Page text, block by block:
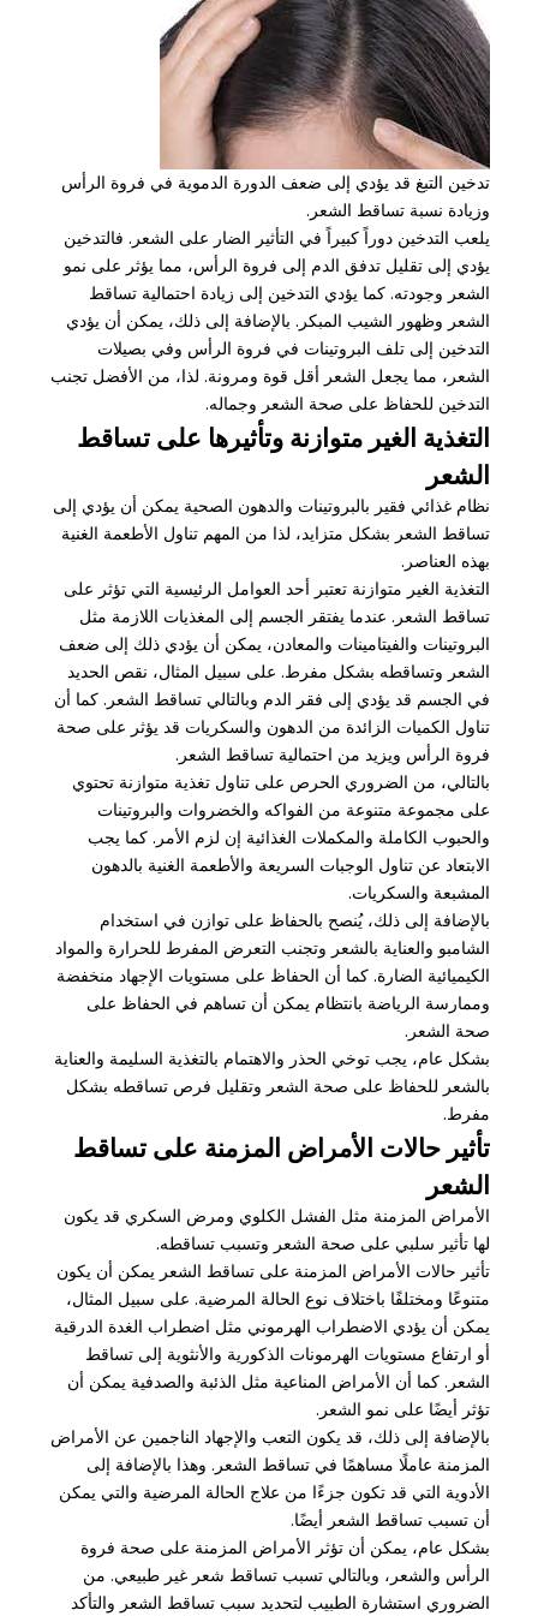
تدخين التبغ قد يؤدي إلى ضعف الدورة الدموية في فروة الرأس
وزيادة نسبة تساقط الشعر.
يلعب التدخين دوراً كبيراً في التأثير الضار على الشعر. فالتدخين
يؤدي إلى تقليل تدفق الدم إلى فروة الرأس، مما يؤثر على نمو
الشعر وجودته. كما يؤدي التدخين إلى زيادة احتمالية تساقط
الشعر وظهور الشيب المبكر. بالإضافة إلى ذلك، يمكن أن يؤدي
التدخين إلى تلف البروتينات في فروة الرأس وفي بصيلات
الشعر، مما يجعل الشعر أقل قوة ومرونة. لذا، من الأفضل تجنب
التدخين للحفاظ على صحة الشعر وجماله.
التغذية الغير متوازنة وتأثيرها على تساقط
الشعر
نظام غذائي فقير بالبروتينات والدهون الصحية يمكن أن يؤدي إلى
تساقط الشعر بشكل متزايد، لذا من المهم تناول الأطعمة الغنية
بهذه العناصر.
التغذية الغير متوازنة تعتبر أحد العوامل الرئيسية التي تؤثر على
تساقط الشعر. عندما يفتقر الجسم إلى المغذيات اللازمة مثل
البروتينات والفيتامينات والمعادن، يمكن أن يؤدي ذلك إلى ضعف
الشعر وتساقطه بشكل مفرط. على سبيل المثال، نقص الحديد
في الجسم قد يؤدي إلى فقر الدم وبالتالي تساقط الشعر. كما أن
تناول الكميات الزائدة من الدهون والسكريات قد يؤثر على صحة
فروة الرأس ويزيد من احتمالية تساقط الشعر.
بالتالي، من الضروري الحرص على تناول تغذية متوازنة تحتوي
على مجموعة متنوعة من الفواكه والخضروات والبروتينات
والحبوب الكاملة والمكملات الغذائية إن لزم الأمر. كما يجب
الابتعاد عن تناول الوجبات السريعة والأطعمة الغنية بالدهون
المشبعة والسكريات.
بالإضافة إلى ذلك، يُنصح بالحفاظ على توازن في استخدام
الشامبو والعناية بالشعر وتجنب التعرض المفرط للحرارة والمواد
الكيميائية الضارة. كما أن الحفاظ على مستويات الإجهاد منخفضة
وممارسة الرياضة بانتظام يمكن أن تساهم في الحفاظ على
صحة الشعر.
بشكل عام، يجب توخي الحذر والاهتمام بالتغذية السليمة والعناية
بالشعر للحفاظ على صحة الشعر وتقليل فرص تساقطه بشكل
مفرط.
تأثير حالات الأمراض المزمنة على تساقط
الشعر
الأمراض المزمنة مثل الفشل الكلوي ومرض السكري قد يكون
لها تأثير سلبي على صحة الشعر وتسبب تساقطه.
تأثير حالات الأمراض المزمنة على تساقط الشعر يمكن أن يكون
متنوعًا ومختلفًا باختلاف نوع الحالة المرضية. على سبيل المثال،
يمكن أن يؤدي الاضطراب الهرموني مثل اضطراب الغدة الدرقية
أو ارتفاع مستويات الهرمونات الذكورية والأنثوية إلى تساقط
الشعر. كما أن الأمراض المناعية مثل الذئبة والصدفية يمكن أن
تؤثر أيضًا على نمو الشعر.
بالإضافة إلى ذلك، قد يكون التعب والإجهاد الناجمين عن الأمراض
المزمنة عاملًا مساهمًا في تساقط الشعر. وهذا بالإضافة إلى
الأدوية التي قد تكون جزءًا من علاج الحالة المرضية والتي يمكن
أن تسبب تساقط الشعر أيضًا.
بشكل عام، يمكن أن تؤثر الأمراض المزمنة على صحة فروة
الرأس والشعر، وبالتالي تسبب تساقط شعر غير طبيعي. من
الضروري استشارة الطبيب لتحديد سبب تساقط الشعر والتأكد